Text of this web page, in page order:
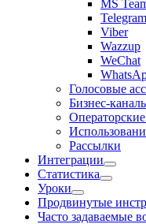
MS
Telegram
Viber
Wazzup
WeChat
Голосовые
Бизнес-
Рассылки
Интеграции
Статистика
Уроки
Продвинутые
Часто задаваемые